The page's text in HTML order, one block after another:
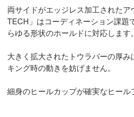
両サイドがエッジレス加工されたア
TECH」はコーディネーション課題
らゆる形状のホールドに対応します。
大きく拡大されたトウラバーの厚み
キング時の動きを妨げません。
細身のヒールカップが確実なヒール